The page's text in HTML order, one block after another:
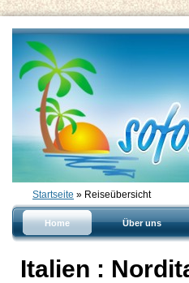
Startseite » Reiseübersicht
Home Über uns
Italien :